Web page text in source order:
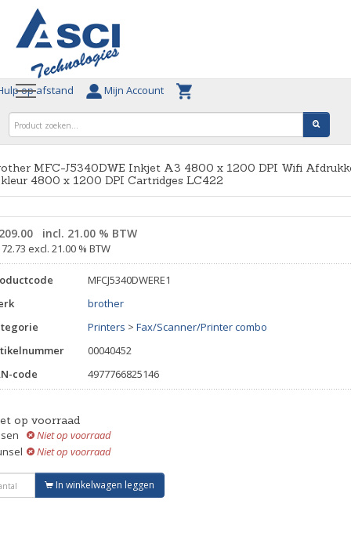
op afstand Mijn Account
MFC-J5340DWE Inkjet A3 4800 x 1200 DPI Wifi
4800 x 1200 DPI Cartridges LC422
incl. 21.00 % BTW
excl. 21.00 % BTW
MFCJ5340DWERE1
brother
Printers > Fax/Scanner/Printer combo
00040452
code
4977766825146
op voorraad
Niet op voorraad
Niet op voorraad
In winkelwagen leggen